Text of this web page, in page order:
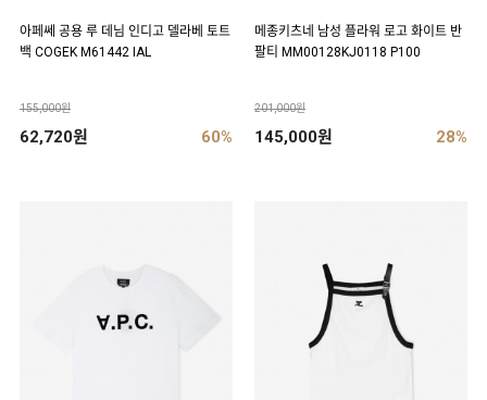
아페쎄 공용 루 데님 인디고 델라베 토트
백 COGEK M61442 IAL
155,000원
62,720원 60%
메종키츠네 남성 플라워 로고 화이트 반
팔티 MM00128KJ0118 P100
201,000원
145,000원 28%